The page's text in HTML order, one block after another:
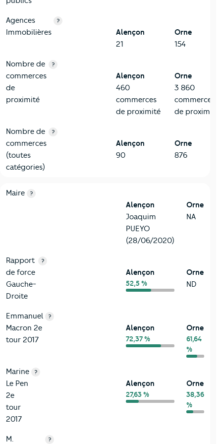
Agences
Immobilières
?
Alençon
21
Orne
154
Nombre de
commerces
de
proximité
?
Alençon
460
commerces
de proximité
Orne
3 860
commerces
de proximité
Nombre de
commerces
(toutes
catégories)
?
Alençon
90
Orne
876
6-Politique
Critères
Maire ?
Alençon
Joaquim
PUEYO
(28/06/2020)
Orne
NA
Rapport
de force
Gauche-
Droite
?
Alençon
52,5 %
Orne
ND
Emmanuel
Macron 2e
tour 2017
?
Alençon
72,37 %
Orne
61,64
%
Marine
Le Pen
2e
tour
2017
?
Alençon
27,63 %
Orne
38,36
%
M.
?